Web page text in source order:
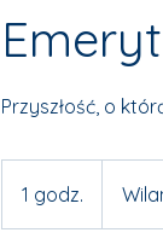
Przyszłość, o
1 godz.
g